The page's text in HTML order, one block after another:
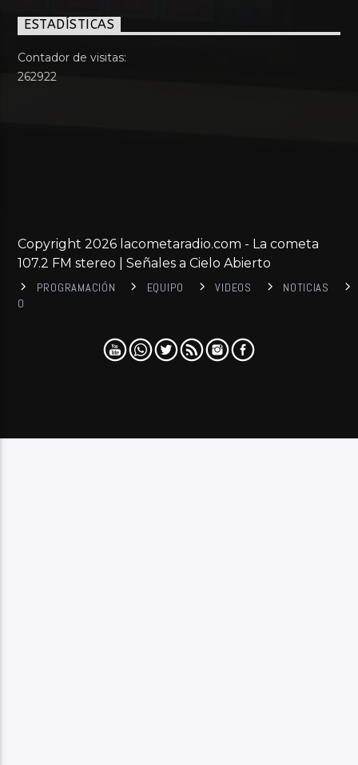
ESTADÍSTICAS
Contador de visitas:
262922
Copyright 2026 lacometaradio.com - La cometa
107.2 FM stereo | Señales a Cielo Abierto
PROGRAMACIÓN EQUIPO VIDEOS
NOTICIAS
0